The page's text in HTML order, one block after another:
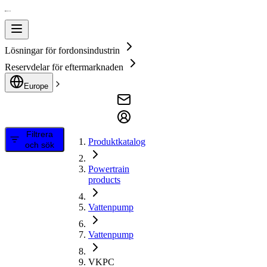
Lösningar för fordonsindustrin
Reservdelar för eftermarknaden
Europe
Filtrera
och sök
Produktkatalog
Powertrain
products
Vattenpump
Vattenpump
VKPC